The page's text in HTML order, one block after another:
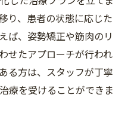
り、患者の状態に応じた
ば、姿勢矯正や筋肉のリ
せたアプローチが行われ
る方は、スタッフが丁寧
療を受けることができま